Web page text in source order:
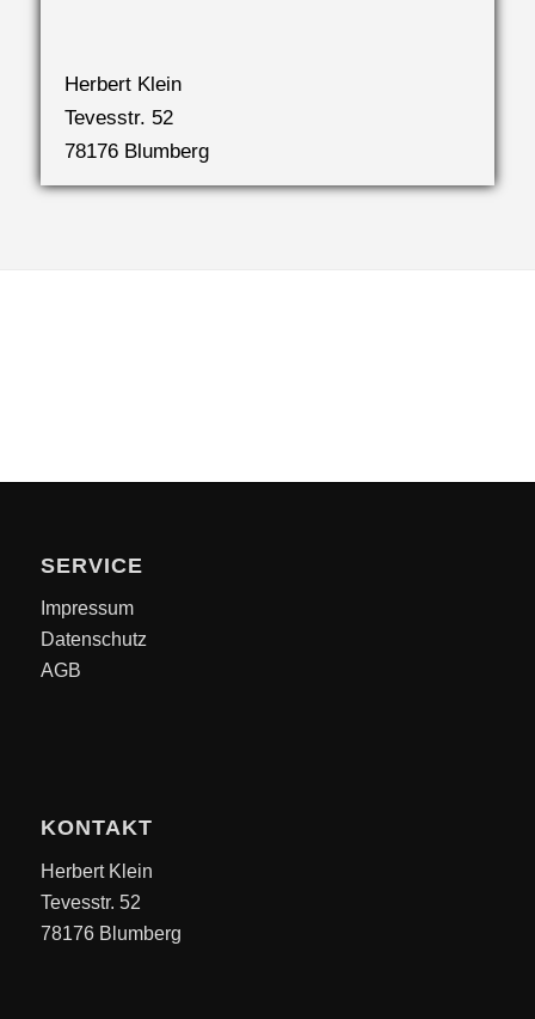
Herbert Klein
Tevesstr. 52
78176 Blumberg
SERVICE
Impressum
Datenschutz
AGB
KONTAKT
Herbert Klein
Tevesstr. 52
78176 Blumberg